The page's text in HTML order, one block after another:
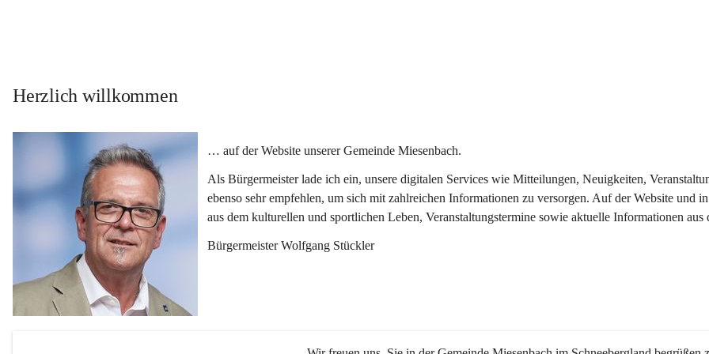
Herzlich willkommen
… auf der Website unserer Gemeinde Miesenbach.
Als Bürgermeister lade ich ein, unsere digitalen Services wie Mitteilungen, Neuigkeiten,
ebenso sehr empfehlen, um sich mit zahlreichen Informationen zu versorgen. Auf der Website und
aus dem kulturellen und sportlichen Leben, Veranstaltungstermine sowie aktuelle Informationen
Bürgermeister Wolfgang Stückler